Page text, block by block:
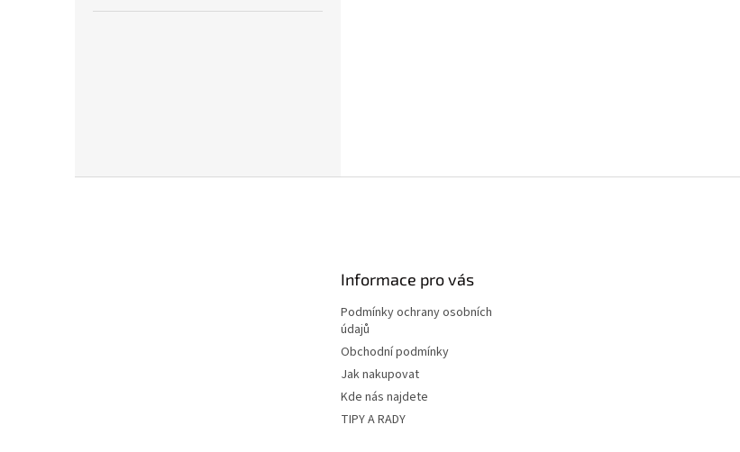
Informace pro vás
Podmínky ochrany osobních
údajů
Obchodní podmínky
Jak nakupovat
Kde nás najdete
TIPY A RADY